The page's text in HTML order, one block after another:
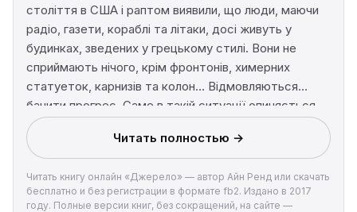
століття в США і раптом виявили, що люди, маючи
радіо, газети, кораблі та літаки, досі живуть у
будинках, зведених у грецькому стилі. Вони не
сприймають нічого, крім фронтонів, химерних
статуеток, карнизів та колон… Відмовляються
бачити прогрес. Саме в такій ситуації опиняється
головний герой роману — талановитий архітектор
Говард Рорк. Він навіть не намагається відкрити
оточенню очі на абсурдність ситуації, а просто
виконує свою роботу. Таких як він — тих, хто має
власну думку — суспільство кличе егоїстами,
Читать полностью →
Читать книгу онлайн «Джерело» — автор Айн Ренд или скачать
бесплатно и без регистрации в формате fb2. Издано в 2017
году. Полные версии книг, без сокращений, на сайте —